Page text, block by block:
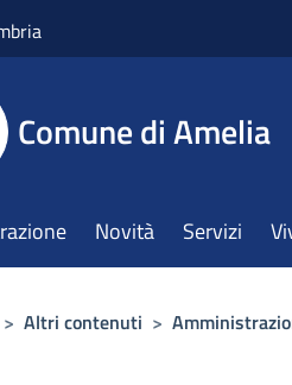
Comune di Amelia
Novità Servizi
> Altri contenuti >